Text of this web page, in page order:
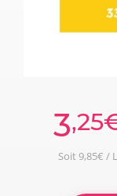
3
Soit 9,85€ / L